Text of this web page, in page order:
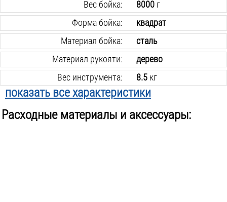
Вес бойка: 8000г
Форма бойка:
квадрат
Материал бойка:
сталь
Материал рукояти:
дерево
Вес инструмента:
8.5кг
показать все характеристики
Расходные материалы и аксессуары: